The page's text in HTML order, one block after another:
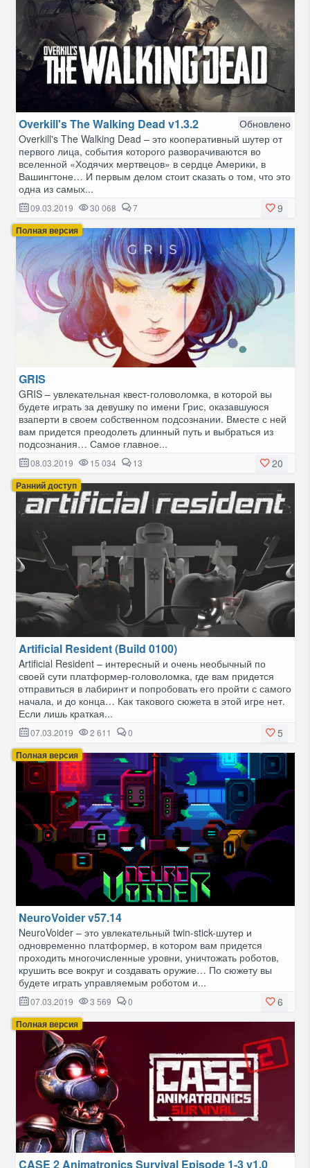
Overkill's The Walking Dead v1.3.2
Обновлено
Overkill's The Walking Dead – это кооперативный шутер от
первого лица, события которого разворачиваются во
вселенной «Ходячих мертвецов» в сердце Америки, в
Вашингтоне… И первым делом стоит сказать о том, что это
одна из самых...
9
09.03.2019 30 068 7
Полная версия
GRIS
GRIS – увлекательная квест-головоломка, в которой вы
будете играть за девушку по имени Грис, оказавшуюся
взаперти в своем собственном подсознании. Вместе с ней
вам придется преодолеть длинный путь и выбраться из
подсознания… Самое главное...
20
08.03.2019 15 034 13
Ранний доступ
Artificial Resident (Build 0100)
Artificial Resident – интересный и очень необычный по
своей сути платформер-головоломка, где вам придется
отправиться в лабиринт и попробовать его пройти с самого
начала, и до конца… Как такового сюжета в этой игре нет.
Если лишь краткая...
5
07.03.2019 2 611 0
Полная версия
NeuroVoider v57.14
NeuroVoider – это увлекательный twin-stick-шутер и
одновременно платформер, в котором вам придется
проходить многочисленные уровни, уничтожать роботов,
крушить все вокруг и создавать оружие… По сюжету вы
будете играть управляемым роботом и...
6
07.03.2019 3 569 0
Полная версия
CASE 2 Animatronics Survival Episode 1-3 v1.0